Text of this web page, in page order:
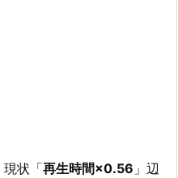
現状「再生時間×0.56 」辺